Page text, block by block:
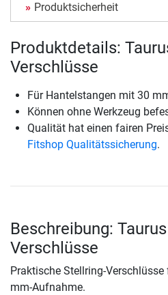
Produktsicherheit
Produktdetails:
Verschlüsse
Für Hantelstangen mit 30
Können ohne Werkzeug
Qualität hat einen fairen
Fitshop Qualitätssicherung.
Beschreibung:
Verschlüsse
Praktische Stellring-
mm-Aufnahme.